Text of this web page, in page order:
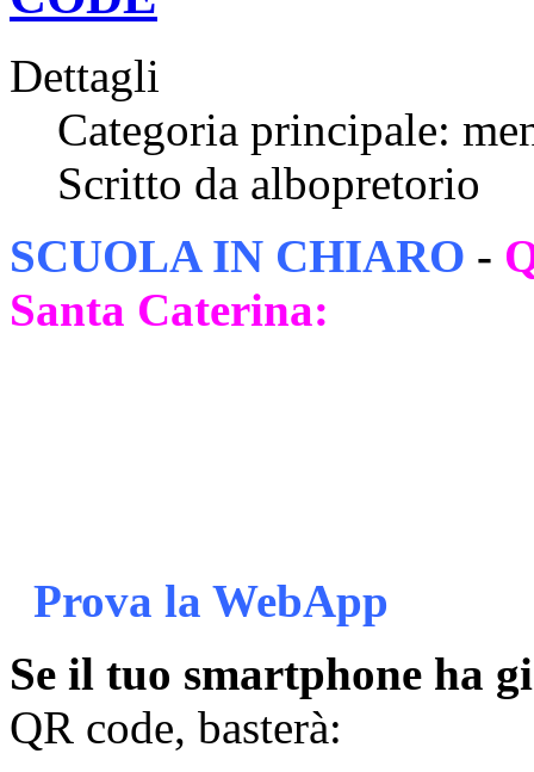
Dettagli
Categoria principale:
Scritto da albopretorio
SCUOLA IN CHIARO -
Santa Caterina:
Prova la WebApp
Se il tuo smartphone ha
QR code, basterà: